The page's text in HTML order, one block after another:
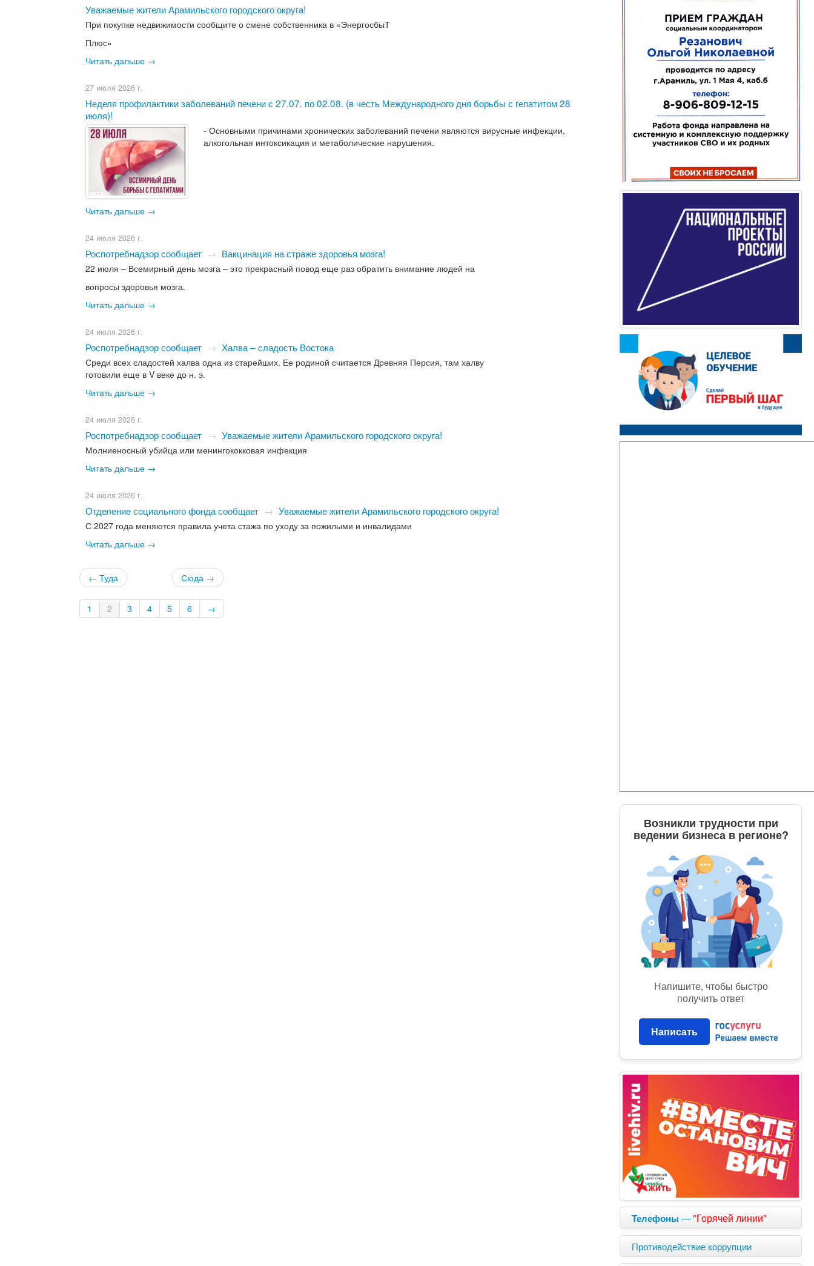
Уважаемые жители Арамильского городского округа!
При покупке недвижимости сообщите о смене собственника в «ЭнергосбыТ
Плюс»
Читать дальше →
27 июля 2026 г.
Неделя профилактики заболеваний печени с 27.07. по 02.08. (в честь Международного дня борьбы с гепатитом 28
июля)!
- Основными причинами хронических заболеваний печени являются вирусные инфекции,
алкогольная интоксикация и метаболические нарушения.
Читать дальше →
24 июля 2026 г.
Роспотребнадзор сообщает → Вакцинация на страже здоровья мозга!
22 июля – Всемирный день мозга – это прекрасный повод еще раз обратить внимание людей на
вопросы здоровья мозга.
Читать дальше →
24 июля 2026 г.
Роспотребнадзор сообщает → Халва – сладость Востока
Среди всех сладостей халва одна из старейших. Ее родиной считается Древняя Персия, там халву
готовили еще в V веке до н. э.
Читать дальше →
24 июля 2026 г.
Роспотребнадзор сообщает → Уважаемые жители Арамильского городского округа!
Молниеносный убийца или менингококковая инфекция
Читать дальше →
24 июля 2026 г.
Отделение социального фонда сообщает → Уважаемые жители Арамильского городского округа!
С 2027 года меняются правила учета стажа по уходу за пожилыми и инвалидами
Читать дальше →
← Туда Сюда →
1 2 3 4 5 6 →
Возникли трудности при
ведении бизнеса в регионе?
Напишите, чтобы быстро
получить ответ
Написать
Телефоны —"Горячей линии"
Противодействие коррупции